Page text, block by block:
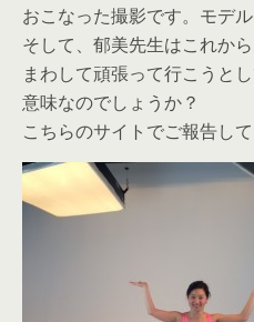
おこなった撮影です。モデル
そして、郁美先生はこれか
まわして頑張って行こうと
意味なのでしょうか？
こちらのサイトでご報告し